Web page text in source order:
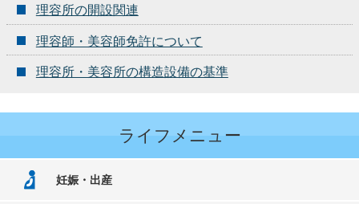
理容所の開設関連
理容師・美容師免許について
理容所・美容所の構造設備の基準
ライフメニュー
妊娠・出産